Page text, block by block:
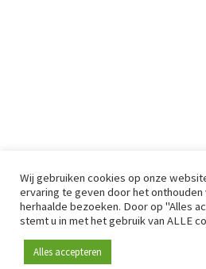
Wij gebruiken cookies op onze
ervaring te geven door het onthouden
herhaalde bezoeken. Door op "Alles
stemt u in met het gebruik van ALLE
Alles accepteren